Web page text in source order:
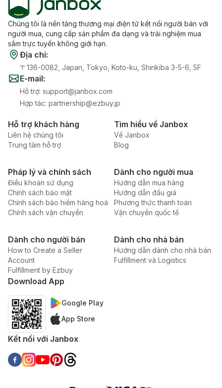
Chúng tôi là nền tảng thương mại điện tử kết nối người bán với
người mua, cung cấp sản phẩm đa dạng và trải nghiệm mua
sắm trực tuyến không giới hạn.
Địa chỉ:
〒136-0082, Japan, Tokyo, Koto-ku, Shinkiba 3-5-6, 5F
E-mail:
Hỗ trợ: support@janbox.com
Hợp tác: partnership@ezbuy.jp
Hỗ trợ khách hàng
Liên hệ chúng tôi
Trung tâm hỗ trợ
Tìm hiểu về Janbox
Về Janbox
Blog
Pháp lý và chính sách
Điều khoản sử dụng
Chính sách bảo mật
Chính sách bảo hiểm hàng hoá
Chính sách vận chuyển
Dành cho người mua
Hướng dẫn mua hàng
Hướng dẫn đấu giá
Phương thức thanh toán
Vận chuyển quốc tế
Dành cho người bán
How to Create a Seller
Account
Fulfillment by Ezbuy
Dành cho nhà bán
Hướng dẫn dành cho nhà bán
Fulfillment và Logistics
Download App
Google Play
App Store
Kết nối với Janbox